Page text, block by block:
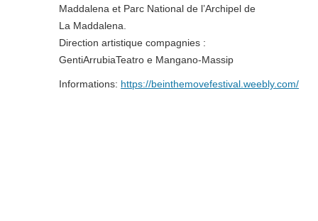
Maddalena et Parc National de l’Archipel de
La Maddalena.
Direction artistique compagnies : ​
GentiArrubiaTeatro e Mangano-Massip
Informations: https://beinthemovefestival.weebly.com/